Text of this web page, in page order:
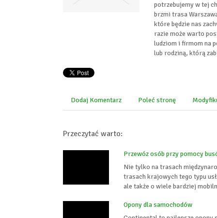
potrzebujemy w tej
brzmi trasa
które będzie nas
razie może warto
ludziom i firmom na
lub rodziną, którą
Dodaj Komentarz Poleć stronę
Przeczytać warto:
Przewóz osób przy pomocy
Nie tylko na trasach
trasach krajowych tego typu
ale także o wiele bardziej
Opony dla samochodów